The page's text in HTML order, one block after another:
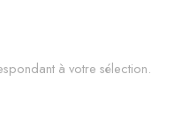
à votre sélection.